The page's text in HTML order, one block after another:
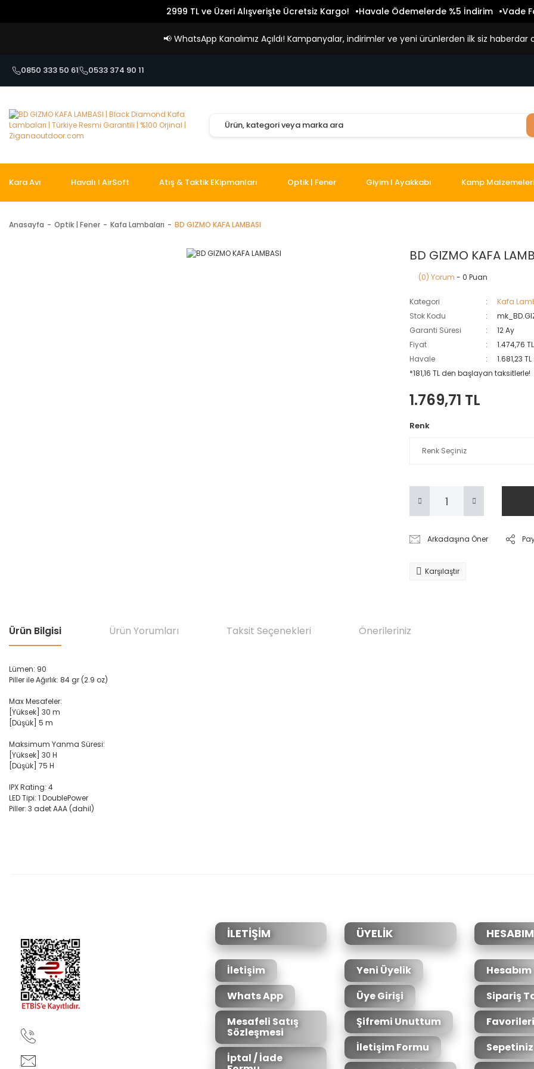
2999 TL ve Üzeri Alışverişte Ücretsiz Kargo! Havale Ödemelerde %5 İndirim Vade
📢 WhatsApp Kanalımız Açıldı! Kampanyalar, indirimler ve yeni ürünlerden ilk siz haberdar
0850 333 50 61 0533 374 90 11
Kara Avı Havalı I AirSoft Atış & Taktik EKipmanları Optik | Fener Giyim I Ayakkabı Kamp Malzemeleri
Anasayfa Optik | Fener Kafa Lambaları BD GIZMO KAFA LAMBASI
BD GIZMO KAFA
(0) Yorum - 0 Puan
Kategori
Kafa
Stok Kodu
Garanti Süresi
12 Ay
Fiyat
1.474,76
Havale
1.681,23
*181,16 TL den başlayan taksitlerle!
1.769,71 TL
Renk
Arkadaşına Öner
Karşılaştır
Ürün Bilgisi Ürün Yorumları Taksit Seçenekleri Önerileriniz
Lümen: 90
Piller ile Ağırlık: 84 gr (2.9 oz)
Max Mesafeler:
[Yüksek] 30 m
[Düşük] 5 m
Maksimum Yanma Süresi:
[Yüksek] 30 H
[Düşük] 75 H
IPX Rating: 4
LED Tipi: 1 DoublePower
Piller: 3 adet AAA (dahil)
Ürün fiyatı diğer sitelerden daha pahalı.
Bu ürüne benzer farklı alternatifler olmalı.
İLETİŞİM
İletişim
Whats App
Mesafeli Satış
Sözleşmesi
İptal / İade
ÜYELİK
Yeni Üyelik
Üye Girişi
Şifremi Unuttum
İletişim Formu
HESABIM
Hesabım
Sipariş
Sepetiniz